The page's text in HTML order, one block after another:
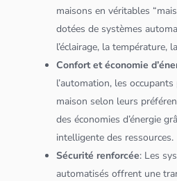
maisons en véritables
dotées de systèmes
l’éclairage, la température,
Confort et économie
l’automation, les
maison selon leurs
des économies d’énergie
intelligente des ressources.
Sécurité renforcée: Les
automatisés offrent une